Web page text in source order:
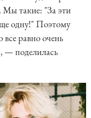
Мы такие: "За эти
одну!" Поэтому
равно очень
— поделилась